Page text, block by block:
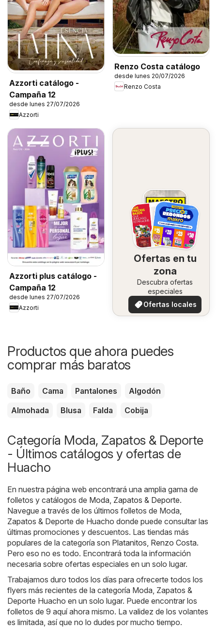
Azzorti catálogo -
Campaña 12
desde lunes 27/07/2026
Azzorti
Renzo Costa catálogo
desde lunes 20/07/2026
Renzo Costa
Azzorti plus catálogo -
Campaña 12
desde lunes 27/07/2026
Azzorti
Ofertas en tu
zona
Descubra ofertas
especiales
Ofertas locales
Productos que ahora puedes
comprar más baratos
Baño Cama Pantalones
Algodón
Almohada
Blusa Falda Cobija
Categoría Moda, Zapatos & Deporte
- Últimos catálogos y ofertas de
Huacho
En nuestra página web encontrará una amplia gama de
folletos y catálogos de Moda, Zapatos & Deporte.
Navegue a través de los últimos folletos de Moda,
Zapatos & Deporte de Huacho donde puede consultar las
últimas promociones y descuentos. Las tiendas más
populares de la categoría son Platanitos, Renzo Costa.
Pero eso no es todo. Encontrará toda la información
necesaria sobre ofertas especiales en un solo lugar.
Trabajamos duro todos los días para ofrecerte todos los
flyers más recientes de la categoría Moda, Zapatos &
Deporte Huacho en un solo lugar. Puede encontrar los
folletos de 9 aquí ahora mismo. La validez de los volantes
es limitada, así que no lo dudes por mucho tiempo.